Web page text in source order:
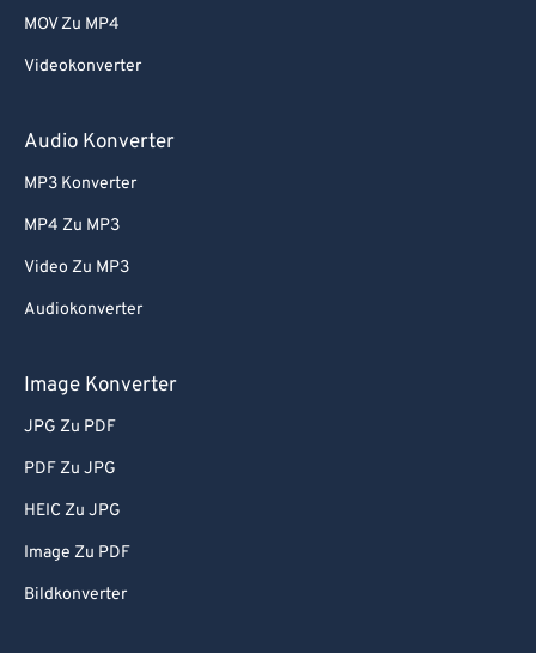
MOV Zu MP4
Videokonverter
Audio Konverter
MP3 Konverter
MP4 Zu MP3
Video Zu MP3
Audiokonverter
Image Konverter
JPG Zu PDF
PDF Zu JPG
HEIC Zu JPG
Image Zu PDF
Bildkonverter